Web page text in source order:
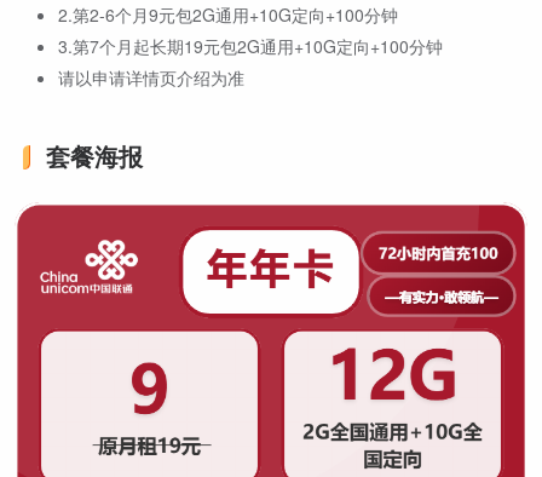
2.第2-6个月9元包2G通用+10G定向+100分钟
3.第7个月起长期19元包2G通用+10G定向+100分钟
请以申请详情页介绍为准
套餐海报